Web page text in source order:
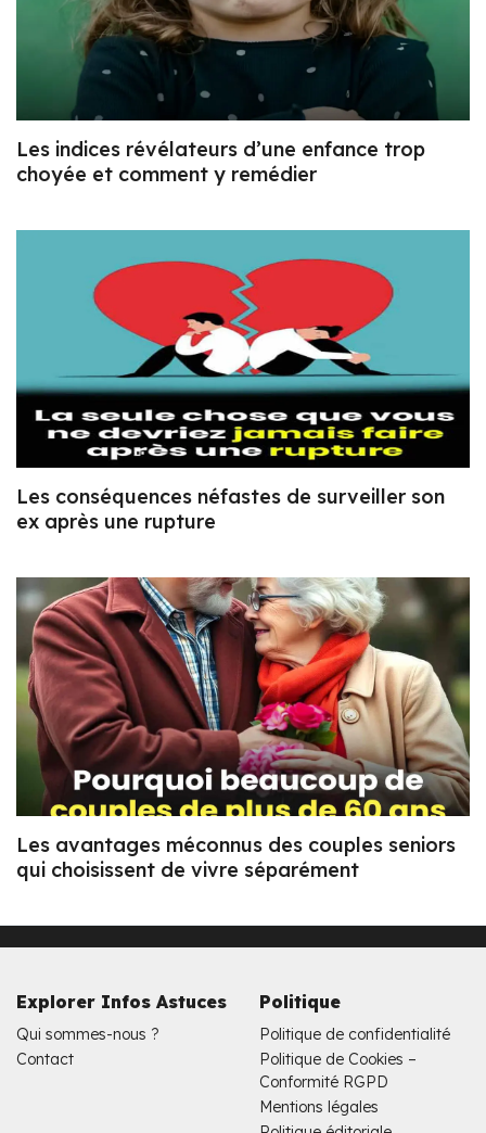
Les indices révélateurs d’une enfance trop
choyée et comment y remédier
Les conséquences néfastes de surveiller son
ex après une rupture
Les avantages méconnus des couples seniors
qui choisissent de vivre séparément
Explorer Infos Astuces
Qui sommes-nous ?
Contact
Politique
Politique de confidentialité
Politique de Cookies –
Conformité RGPD
Mentions légales